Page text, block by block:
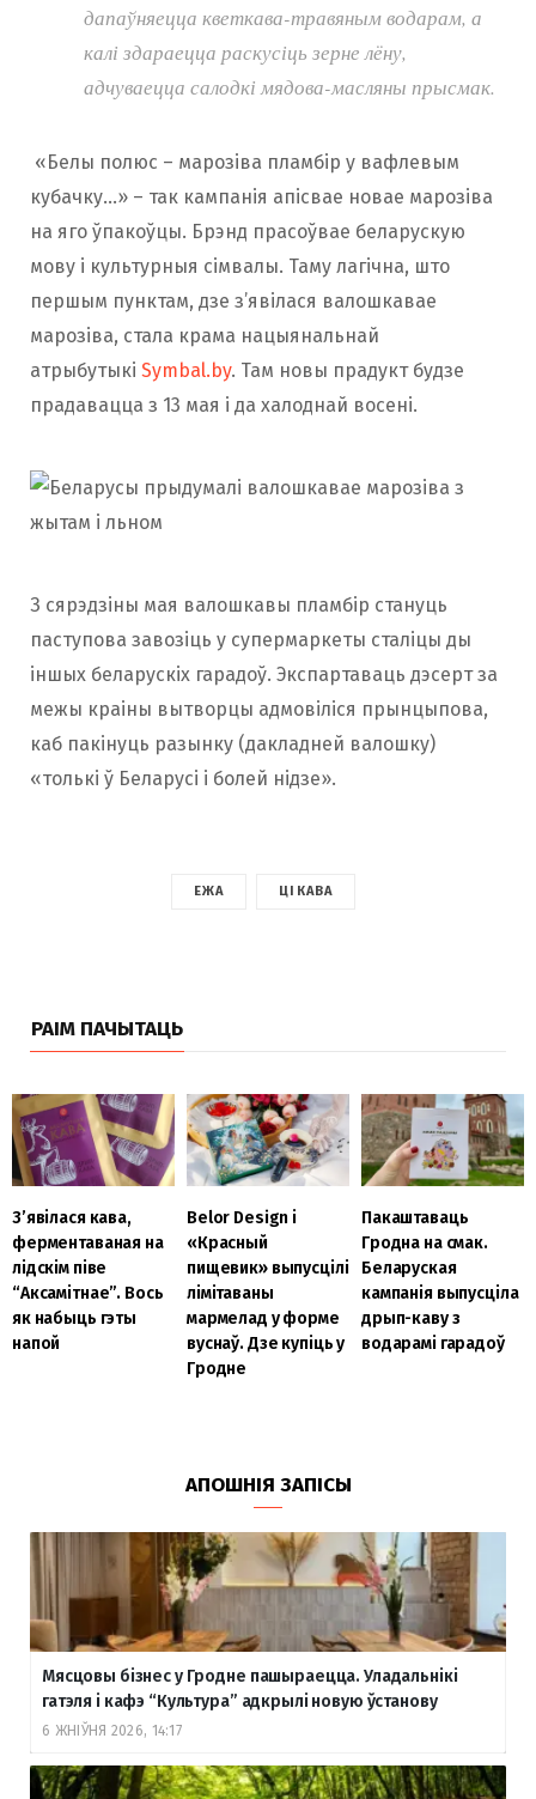
дапаўняецца кветкава-травяным водарам, а
калі здараецца раскусіць зерне лёну,
адчуваецца салодкі мядова-масляны прысмак.
«Белы полюс – марозіва пламбір у вафлевым
кубачку…» – так кампанія апісвае новае марозіва
на яго ўпакоўцы. Брэнд прасоўвае беларускую
мову і культурныя сімвалы. Таму лагічна, што
першым пунктам, дзе з’явілася валошкавае
марозіва, стала крама нацыянальнай
атрыбутыкі Symbal.by. Там новы прадукт будзе
прадавацца з 13 мая і да халоднай восені.
З сярэдзіны мая валошкавы пламбір стануць
паступова завозіць у супермаркеты сталіцы ды
іншых беларускіх гарадоў. Экспартаваць дэсерт за
межы краіны вытворцы адмовіліся прынцыпова,
каб пакінуць разынку (дакладней валошку)
«толькі ў Беларусі і болей нідзе».
ЕЖА ЦІКАВА
РАІМ ПАЧЫТАЦЬ
З’явілася кава,
ферментаваная на
лідскім піве
“Аксамітнае”. Вось
як набыць гэты
напой
Belor Design і
«Красный
пищевик» выпусцілі
лімітаваны
мармелад у форме
вуснаў. Дзе купіць у
Гродне
Пакаштаваць
Гродна на смак.
Беларуская
кампанія выпусціла
дрып-каву з
водарамі гарадоў
АПОШНІЯ ЗАПІСЫ
Мясцовы бізнес у Гродне пашыраецца. Уладальнікі
гатэля і кафэ “Культура” адкрылі новую ўстанову
6 ЖНІЎНЯ 2026, 14:17